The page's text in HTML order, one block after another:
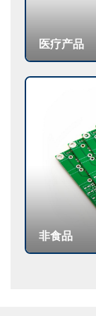
医疗产品
非食品